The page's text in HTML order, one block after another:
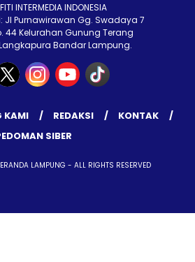
INTERMEDIA INDONESIA
Jl Purnawirawan Gg. Swadaya 7
44 Kelurahan Gunung Terang
Bandar Lampung.
KAMI REDAKSI
KONTAK
SIBER
LAMPUNG - ALL RIGHTS RESERVED